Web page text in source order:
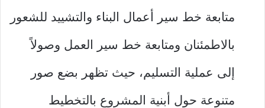
متابعة خط سير أعمال البناء والتشييد للشعور
بالاطمئنان ومتابعة خط سير العمل وصولاً
إلى عملية التسليم، حيث تظهر بضع صور
متنوعة حول أبنية المشروع بالتخطيط